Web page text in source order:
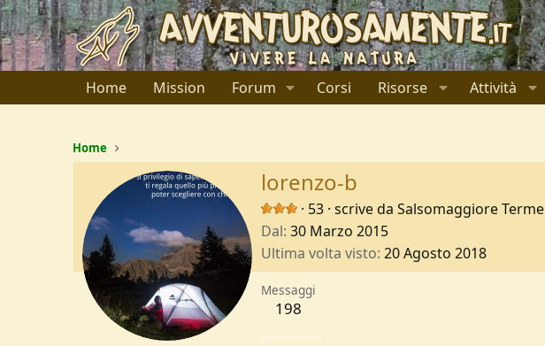
Home Mission Forum Corsi Risorse Attività
Home
lorenzo-b
· 53 · scrive da Salsomaggiore Terme
Dal 30 Marzo 2015
Ultima volta visto 20 Agosto 2018
Messaggi
198